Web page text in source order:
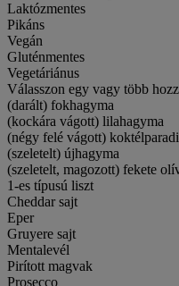
Laktózmentes
Pikáns
Vegán
Gluténmentes
Vegetáriánus
Válasszon egy vagy több
(darált) fokhagyma
(kockára vágott) lilahagyma
(négy felé vágott)
(szeletelt) újhagyma
(szeletelt, magozott) fekete
1-es típusú liszt
Cheddar sajt
Eper
Gruyere sajt
Mentalevél
Pirított magvak
Prosecco